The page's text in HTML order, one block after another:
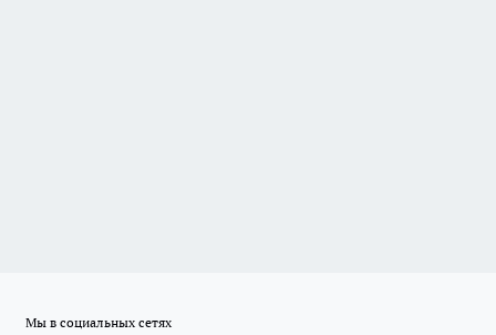
Мы в социальных сетях